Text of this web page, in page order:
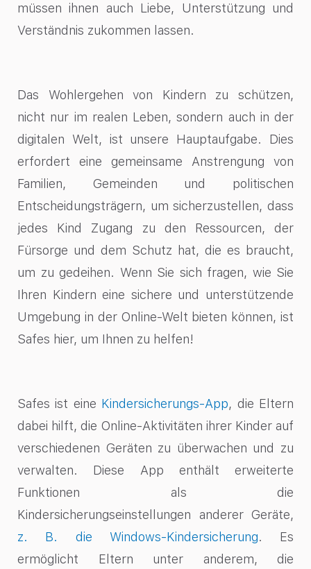
müssen ihnen auch Liebe, Unterstützung und
Verständnis zukommen lassen.
Das Wohlergehen von Kindern zu schützen,
nicht nur im realen Leben, sondern auch in der
digitalen Welt, ist unsere Hauptaufgabe. Dies
erfordert eine gemeinsame Anstrengung von
Familien, Gemeinden und politischen
Entscheidungsträgern, um sicherzustellen, dass
jedes Kind Zugang zu den Ressourcen, der
Fürsorge und dem Schutz hat, die es braucht,
um zu gedeihen. Wenn Sie sich fragen, wie Sie
Ihren Kindern eine sichere und unterstützende
Umgebung in der Online-Welt bieten können, ist
Safes hier, um Ihnen zu helfen!
Safes ist eine Kindersicherungs-App, die Eltern
dabei hilft, die Online-Aktivitäten ihrer Kinder auf
verschiedenen Geräten zu überwachen und zu
verwalten. Diese App enthält erweiterte
Funktionen als die
Kindersicherungseinstellungen anderer Geräte,
z. B. die Windows-Kindersicherung. Es
ermöglicht Eltern unter anderem, die